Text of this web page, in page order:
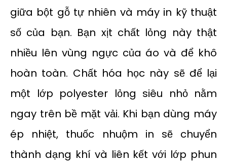
giữa bột gỗ tự nhiên và máy in kỹ thuật
số của bạn. Bạn xịt chất lỏng này thật
nhiều lên vùng ngực của áo và để khô
hoàn toàn. Chất hóa học này sẽ để lại
một lớp polyester lỏng siêu nhỏ nằm
ngay trên bề mặt vải. Khi bạn dùng máy
ép nhiệt, thuốc nhuộm in sẽ chuyển
thành dạng khí và liên kết với lớp phun